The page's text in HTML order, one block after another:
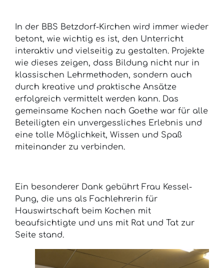
In der BBS Betzdorf-Kirchen wird immer wieder
betont, wie wichtig es ist, den Unterricht
interaktiv und vielseitig zu gestalten. Projekte
wie dieses zeigen, dass Bildung nicht nur in
klassischen Lehrmethoden, sondern auch
durch kreative und praktische Ansätze
erfolgreich vermittelt werden kann. Das
gemeinsame Kochen nach Goethe war für alle
Beteiligten ein unvergessliches Erlebnis und
eine tolle Möglichkeit, Wissen und Spaß
miteinander zu verbinden.
Ein besonderer Dank gebührt Frau Kessel-
Pung, die uns als Fachlehrerin für
Hauswirtschaft beim Kochen mit
beaufsichtigte und uns mit Rat und Tat zur
Seite stand.